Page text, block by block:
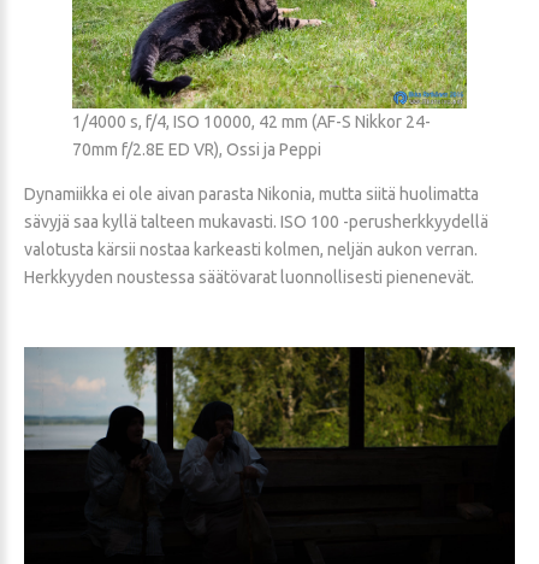
1/4000 s, f/4, ISO 10000, 42 mm (AF-S Nikkor 24-
70mm f/2.8E ED VR), Ossi ja Peppi
Dynamiikka ei ole aivan parasta Nikonia, mutta siitä huolimatta
sävyjä saa kyllä talteen mukavasti. ISO 100 -perusherkkyydellä
valotusta kärsii nostaa karkeasti kolmen, neljän aukon verran.
Herkkyyden noustessa säätövarat luonnollisesti pienenevät.